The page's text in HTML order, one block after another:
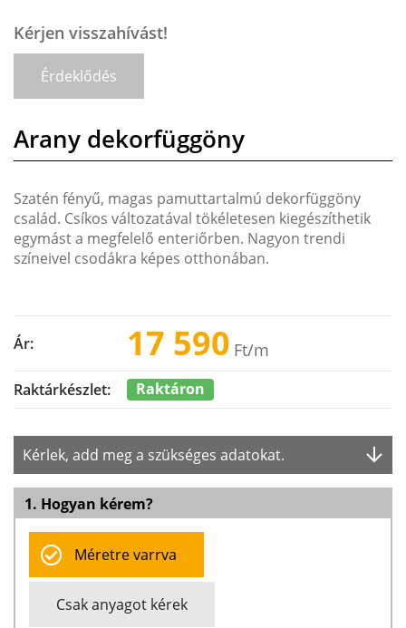
Kérjen visszahívást!
Érdeklődés
Arany dekorfüggöny
Szatén fényű, magas pamuttartalmú dekorfüggöny
család. Csíkos változatával tökéletesen kiegészíthetik
egymást a megfelelő enteriőrben. Nagyon trendi
színeivel csodákra képes otthonában.
Ár: 17 590 Ft/m
Raktárkészlet: Raktáron
Kérlek, add meg a szükséges adatokat.
1. Hogyan kérem?
Méretre varrva
Csak anyagot kérek